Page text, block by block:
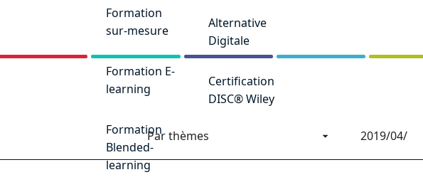
Formation
sur-mesure
Formation E-
learning
Formation
Blended-
learning
Alternative
Digitale
Certification
DISC® Wiley
Par thèmes 2019/04/